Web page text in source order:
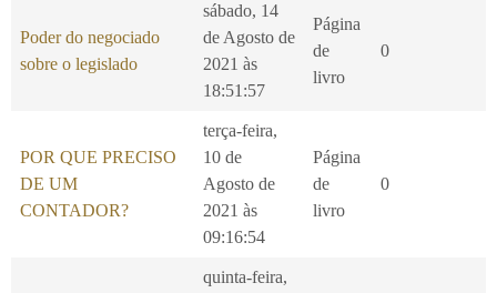
Poder do negociado
sobre o legislado
sábado, 14
de Agosto de
2021 às
18:51:57
Página
de
livro
0
POR QUE PRECISO
DE UM
CONTADOR?
terça-feira,
10 de
Agosto de
2021 às
09:16:54
Página
de
livro
0
quinta-feira,